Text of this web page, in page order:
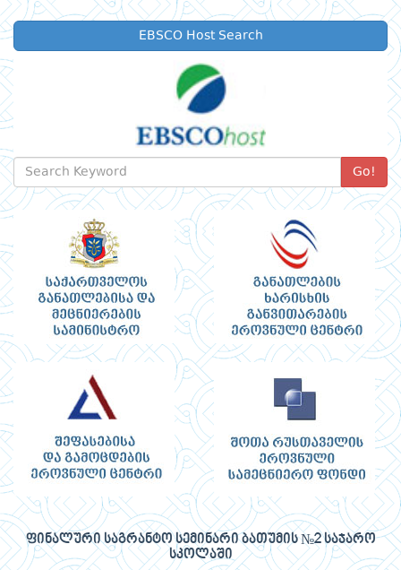
EBSCO Host Search
Go!
ფინალური საგრანტო სემინარი ბათუმის №2 საჯარო
სკოლაში